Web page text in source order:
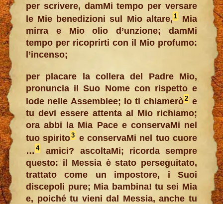
per scrivere, damMi tempo per versare
le Mie benedizioni sul Mio altare, 1Mia
mirra e Mio olio d’unzione; damMi
tempo per ricoprirti con il Mio profumo:
l’incenso;
per placare la collera del Padre Mio,
pronuncia il Suo Nome con rispetto e
lode nelle Assemblee; Io ti chiamerò2e
tu devi essere attenta al Mio richiamo;
ora abbi la Mia Pace e conservaMi nel
tuo spirito3 e conservaMi nel tuo cuore
…4
amici? ascoltaMi; ricorda sempre
questo: il Messia è stato perseguitato,
trattato come un impostore, i Suoi
discepoli pure; Mia bambina! tu sei Mia
e, poiché tu vieni dal Messia, anche tu